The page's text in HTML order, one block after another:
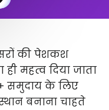
की पेशकश
महत्व दिया जाता
समुदाय के लिए
बनाना चाहते